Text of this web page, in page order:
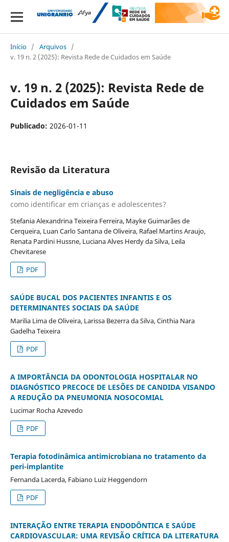
Início / Arquivos /
v. 19 n. 2 (2025): Revista Rede de Cuidados em Saúde
v. 19 n. 2 (2025): Revista Rede de
Cuidados em Saúde
Publicado: 2026-01-11
Revisão da Literatura
Sinais de negligência e abuso
como identificar em crianças e adolescentes?
Stefania Alexandrina Teixeira Ferreira, Mayke Guimarães de
Cerqueira, Luan Carlo Santana de Oliveira, Rafael Martins Araujo,
Renata Pardini Hussne, Luciana Alves Herdy da Silva, Leila
Chevitarese
PDF
SAÚDE BUCAL DOS PACIENTES INFANTIS E OS
DETERMINANTES SOCIAIS DA SAÚDE
Marilia Lima de Oliveira, Larissa Bezerra da Silva, Cinthia Nara
Gadelha Teixeira
PDF
A IMPORTÂNCIA DA ODONTOLOGIA HOSPITALAR NO
DIAGNÓSTICO PRECOCE DE LESÕES DE CANDIDA VISANDO
A REDUÇÃO DA PNEUMONIA NOSOCOMIAL
Lucimar Rocha Azevedo
PDF
Terapia fotodinâmica antimicrobiana no tratamento da
peri-implantite
Fernanda Lacerda, Fabiano Luiz Heggendorn
PDF
INTERAÇÃO ENTRE TERAPIA ENDODÔNTICA E SAÚDE
CARDIOVASCULAR: UMA REVISÃO CRÍTICA DA LITERATURA